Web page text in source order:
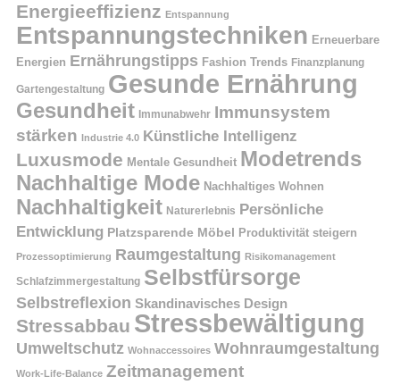
Energieeffizienz Entspannung
Entspannungstechniken Erneuerbare
Energien Ernährungstipps Fashion Trends Finanzplanung
Gartengestaltung Gesunde Ernährung
Gesundheit Immunabwehr Immunsystem
stärken
Industrie 4.0 Künstliche Intelligenz
Luxusmode Mentale Gesundheit Modetrends
Nachhaltige Mode Nachhaltiges Wohnen
Nachhaltigkeit Naturerlebnis Persönliche
Entwicklung Platzsparende Möbel Produktivität steigern
Prozessoptimierung Raumgestaltung Risikomanagement
Schlafzimmergestaltung Selbstfürsorge
Selbstreflexion Skandinavisches Design
Stressabbau Stressbewältigung
Umweltschutz Wohnaccessoires Wohnraumgestaltung
Work-Life-Balance Zeitmanagement